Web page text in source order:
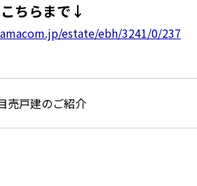
ちらまで↓
estate/ebh/3241/0/237
売戸建のご紹介